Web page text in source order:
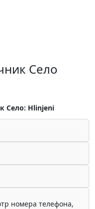
Село
Село: Hlinjeni
номера телефона,